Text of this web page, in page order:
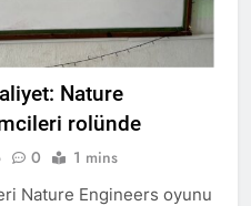
Nature
rolünde
0 1 mins
Nature Engineers oyunu